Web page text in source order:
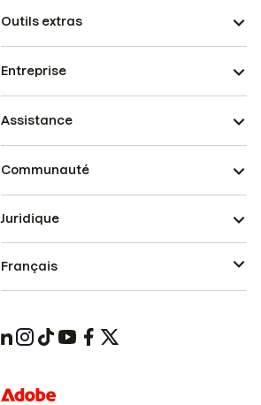
Outils extras
Entreprise
Assistance
Communauté
Juridique
Français